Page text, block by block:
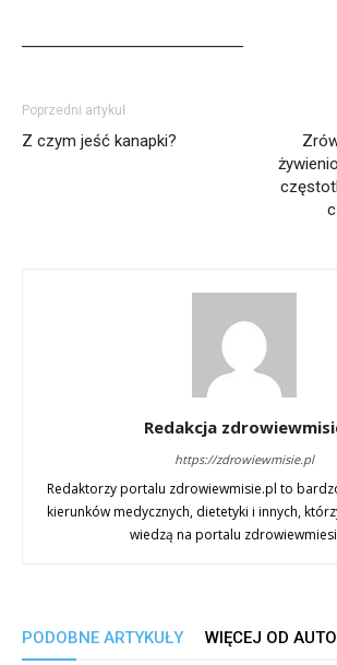
Poprzedni artykuł
Z czym jeść kanapki?
Redakcja
https://zdrowiewmisie.pl
Redaktorzy portalu zdrowiewmisie.pl to
kierunków medycznych, dietetyki i innych,
wiedzą na portalu
PODOBNE ARTYKUŁY WIĘCEJ OD